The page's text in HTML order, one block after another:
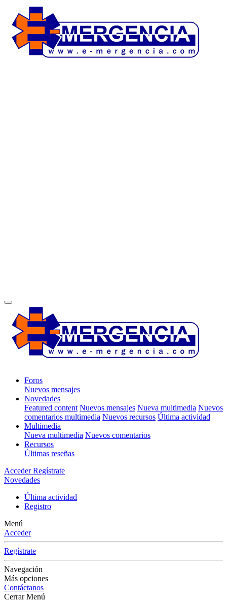
Foros
Nuevos mensajes
Novedades
Featured content Nuevos mensajes Nueva multimedia Nuevos
comentarios multimedia Nuevos recursos Última actividad
Multimedia
Nueva multimedia Nuevos comentarios
Recursos
Últimas reseñas
Acceder Regístrate
Novedades
Última actividad
Registro
Menú
Acceder
Regístrate
Navegación
Más opciones
Contáctanos
Cerrar Menú